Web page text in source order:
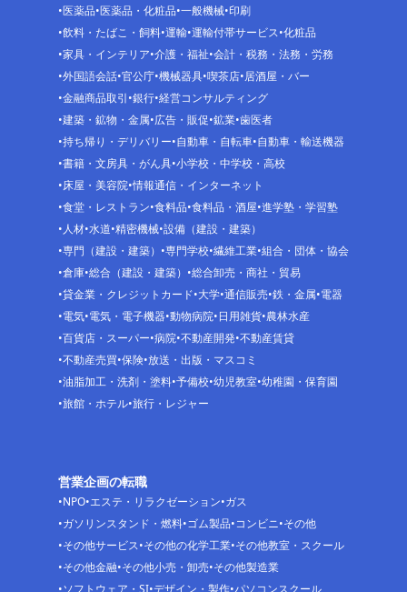
医薬品 医薬品・化粧品 一般機械 印刷
飲料・たばこ・飼料 運輸 運輸付帯サービス 化粧品
家具・インテリア 介護・福祉 会計・税務・法務・労務
外国語会話 官公庁 機械器具 喫茶店 居酒屋・バー
金融商品取引 銀行 経営コンサルティング
建築・鉱物・金属 広告・販促 鉱業 歯医者
持ち帰り・デリバリー 自動車・自転車 自動車・輸送機器
書籍・文房具・がん具 小学校・中学校・高校
床屋・美容院 情報通信・インターネット
食堂・レストラン 食料品 食料品・酒屋 進学塾・学習塾
人材 水道 精密機械 設備（建設・建築）
専門（建設・建築）
専門学校 繊維工業 組合・団体・協会
倉庫 総合（建設・建築）
総合卸売・商社・貿易
貸金業・クレジットカード 大学 通信販売 鉄・金属 電器
電気 電気・電子機器 動物病院 日用雑貨 農林水産
百貨店・スーパー 病院 不動産開発 不動産賃貸
不動産売買 保険 放送・出版・マスコミ
油脂加工・洗剤・塗料 予備校 幼児教室 幼稚園・保育園
旅館・ホテル 旅行・レジャー
営業企画の転職
NPO エステ・リラクゼーション ガス
ガソリンスタンド・燃料 ゴム製品 コンビニ その他
その他サービス その他の化学工業 その他教室・スクール
その他金融 その他小売・卸売 その他製造業
ソフトウェア・SI デザイン・製作 パソコンスクール